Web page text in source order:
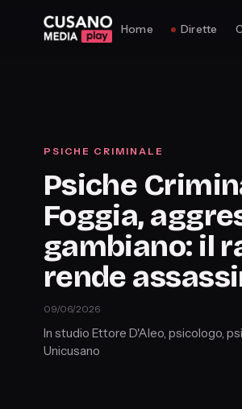
Home Dirette
PSICHE CRIMINALE
Psiche
Foggia,
gambiano: il
rende
09/06/2026
In studio Ettore D'Aleo, psicologo,
Unicusano